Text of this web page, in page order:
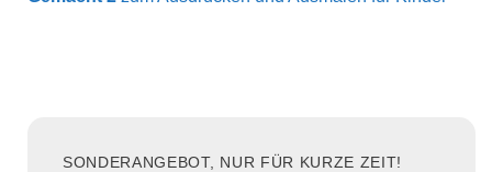
SONDERANGEBOT, NUR FÜR KURZE ZEIT!